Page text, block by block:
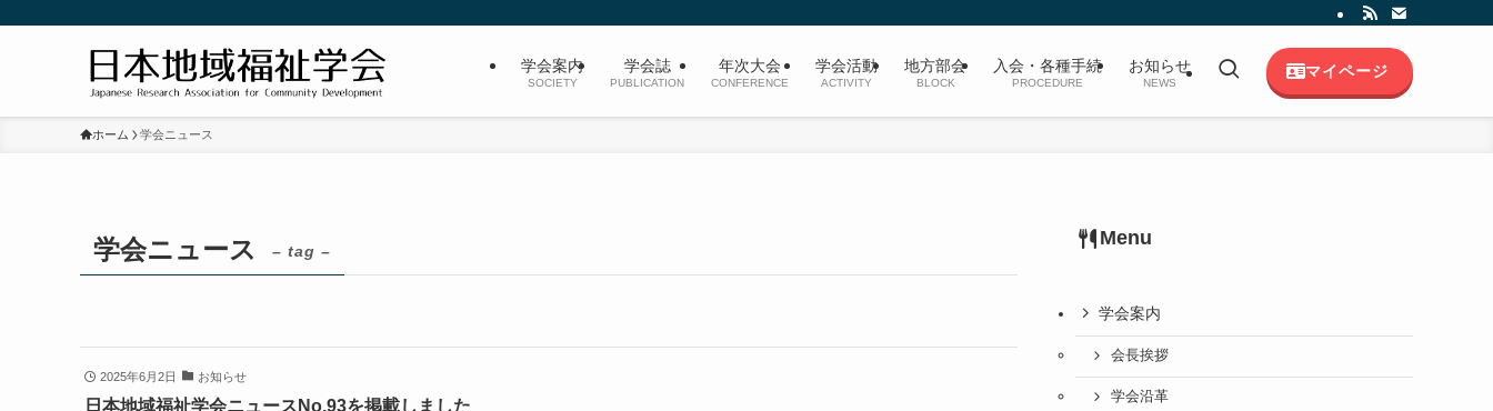
学会案内
SOCIETY
学会誌
PUBLICATION
年次大会
CONFERENCE
学会活動
ACTIVITY
地方部会
BLOCK
入会・各種手続
PROCEDURE
お知らせ
NEWS
マイページ
ホーム 学会ニュース
学会ニュース – tag –
2025年6月2日 お知らせ
日本地域福祉学会ニュースNo.93を掲載しました
Menu
学会案内
会長挨拶
学会沿革